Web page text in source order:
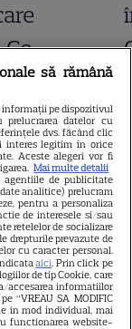
2
| Previziuni
perioada 1 –
să rămână
pe dispozitivul
datelor cu
dvs. făcând clic
interes legitim în orice
Aceste alegeri vor fi
Mai multe detalii
agentiile de publicitate
analitice) prelucram
pentru a personaliza
de interesele si/sau
retelelor de socializare
drepturile prevazute de
cu caracter personal.
aici. Prin click pe
de tip Cookie, care
accesarea informatiilor
“VREAU SA MODIFIC
in mod individual, mai
functionarea website-